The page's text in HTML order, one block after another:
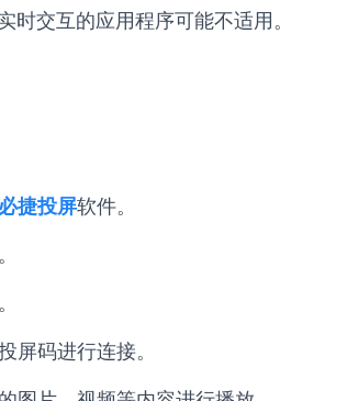
时交互的应用程序可能不适用。
必捷投屏软件。
屏码进行连接。